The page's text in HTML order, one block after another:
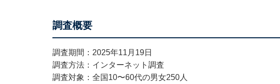
調査概要
調査期間：2025年11月19日
調査方法：インターネット調査
調査対象：全国10〜60代の男女250人